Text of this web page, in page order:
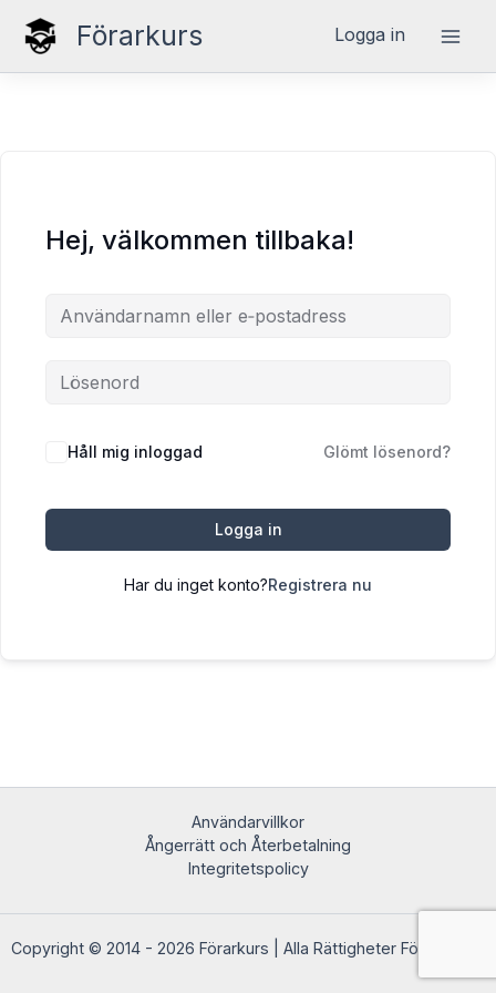
Hoppa
Förarkurs Logga in
Hej, välkommen tillbaka!
Håll mig inloggad Glömt lösenord?
Logga in
Har du inget konto?Registrera nu
Användarvillkor
Ångerrätt och Återbetalning
Integritetspolicy
Copyright © 2014 - 2026 Förarkurs | Alla Rättigheter Förbehållna